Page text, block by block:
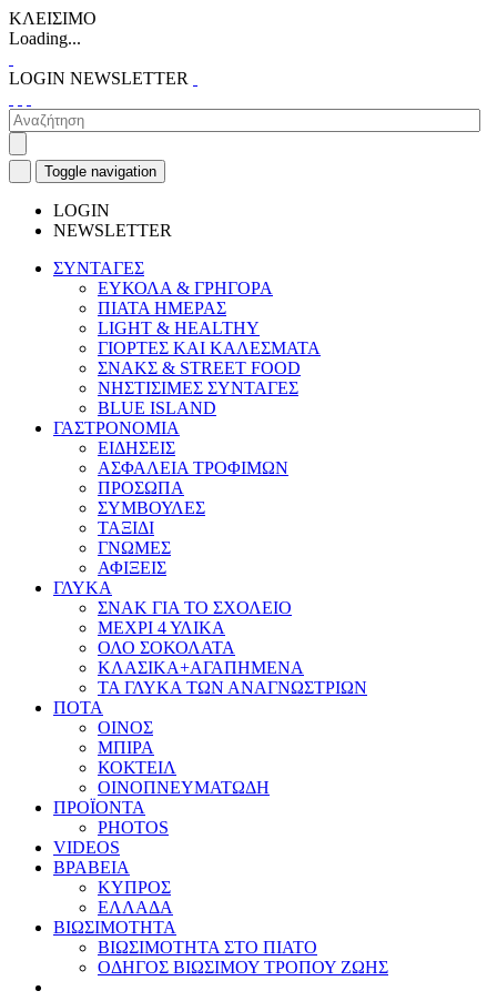
ΚΛΕΙΣΙΜΟ
Loading...
LOGIN NEWSLETTER
Toggle navigation
LOGIN
NEWSLETTER
ΣΥΝΤΑΓΕΣ
ΕΥΚΟΛΑ & ΓΡΗΓΟΡΑ
ΠΙΑΤΑ ΗΜΕΡΑΣ
LIGHT & HEALTHY
ΓΙΟΡΤΕΣ ΚΑΙ ΚΑΛΕΣΜΑΤΑ
ΣΝΑΚΣ & STREET FOOD
ΝΗΣΤΙΣΙΜΕΣ ΣΥΝΤΑΓΕΣ
BLUE ISLAND
ΓΑΣΤΡΟΝΟΜΙΑ
ΕΙΔΗΣΕΙΣ
ΑΣΦΑΛΕΙΑ ΤΡΟΦΙΜΩΝ
ΠΡΟΣΩΠΑ
ΣΥΜΒΟΥΛΕΣ
ΤΑΞΙΔΙ
ΓΝΩΜΕΣ
ΑΦΙΞΕΙΣ
ΓΛΥΚΑ
ΣΝΑΚ ΓΙΑ ΤΟ ΣΧΟΛΕΙΟ
ΜΕΧΡΙ 4 ΥΛΙΚΑ
ΟΛΟ ΣΟΚΟΛΑΤΑ
ΚΛΑΣΙΚΑ+ΑΓΑΠΗΜΕΝΑ
ΤΑ ΓΛΥΚΑ ΤΩΝ ΑΝΑΓΝΩΣΤΡΙΩΝ
ΠΟΤΑ
ΟΙΝΟΣ
ΜΠΙΡΑ
ΚΟΚΤΕΙΛ
ΟΙΝΟΠΝΕΥΜΑΤΩΔΗ
ΠΡΟΪΟΝΤΑ
PHOTOS
VIDEOS
ΒΡΑΒΕΙΑ
ΚΥΠΡΟΣ
ΕΛΛΑΔΑ
ΒΙΩΣΙΜΟΤΗΤΑ
ΒΙΩΣΙΜΟΤΗΤΑ ΣΤΟ ΠΙΑΤΟ
ΟΔΗΓΟΣ ΒΙΩΣΙΜΟΥ ΤΡΟΠΟΥ ΖΩΗΣ